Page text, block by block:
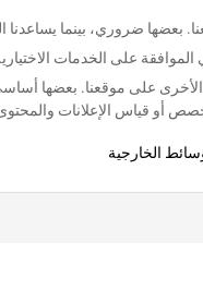
بعضها ضروري، بينما
أو قياس الإعلانات
الخارجية